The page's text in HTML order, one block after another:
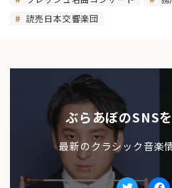
読売日本交響楽団
ぶらあぼのSNS
最新のクラシック音楽